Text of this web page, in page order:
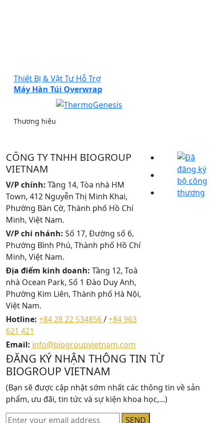
Thiết Bị & Vật Tư Hỗ Trợ
Máy Hàn Túi Overwrap
Thương hiệu
CÔNG TY TNHH BIOGROUP
VIETNAM
V/P chính: Tầng 14, Tòa nhà HM
Town, 412 Nguyễn Thị Minh Khai,
Phường Bàn Cờ, Thành phố Hồ Chí
Minh, Việt Nam.
V/P chi nhánh: Số 17, Đường số 6,
Phường Bình Phú, Thành phố Hồ Chí
Minh, Việt Nam.
Địa điểm kinh doanh: Tầng 12, Toà
nhà Ocean Park, Số 1 Đào Duy Anh,
Phường Kim Liên, Thành phố Hà Nội,
Việt Nam.
Hotline: +84 28 22 534856/+84 963
621 421
Email: info@biogroupvietnam.com
ĐĂNG KÝ NHẬN THÔNG TIN TỪ
BIOGROUP VIETNAM
(Bạn sẽ được cập nhật sớm nhất các thông tin về sản
phẩm, ưu đãi, tin tức và sự kiện khoa học,...)
SEND